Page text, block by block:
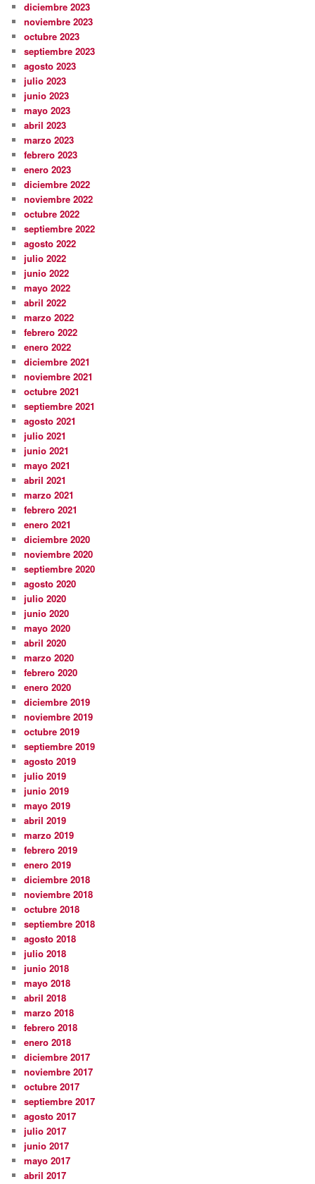
diciembre 2023
noviembre 2023
octubre 2023
septiembre 2023
agosto 2023
julio 2023
junio 2023
mayo 2023
abril 2023
marzo 2023
febrero 2023
enero 2023
diciembre 2022
noviembre 2022
octubre 2022
septiembre 2022
agosto 2022
julio 2022
junio 2022
mayo 2022
abril 2022
marzo 2022
febrero 2022
enero 2022
diciembre 2021
noviembre 2021
octubre 2021
septiembre 2021
agosto 2021
julio 2021
junio 2021
mayo 2021
abril 2021
marzo 2021
febrero 2021
enero 2021
diciembre 2020
noviembre 2020
septiembre 2020
agosto 2020
julio 2020
junio 2020
mayo 2020
abril 2020
marzo 2020
febrero 2020
enero 2020
diciembre 2019
noviembre 2019
octubre 2019
septiembre 2019
agosto 2019
julio 2019
junio 2019
mayo 2019
abril 2019
marzo 2019
febrero 2019
enero 2019
diciembre 2018
noviembre 2018
octubre 2018
septiembre 2018
agosto 2018
julio 2018
junio 2018
mayo 2018
abril 2018
marzo 2018
febrero 2018
enero 2018
diciembre 2017
noviembre 2017
octubre 2017
septiembre 2017
agosto 2017
julio 2017
junio 2017
mayo 2017
abril 2017